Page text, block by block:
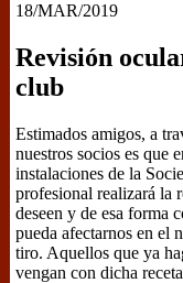
18/MAR/2019
Revisión
club
Estimados amigos, a
nuestros socios es que
instalaciones de la
profesional realizará la
deseen y de esa forma
pueda afectarnos en el
tiro. Aquellos que ya
vengan con dicha